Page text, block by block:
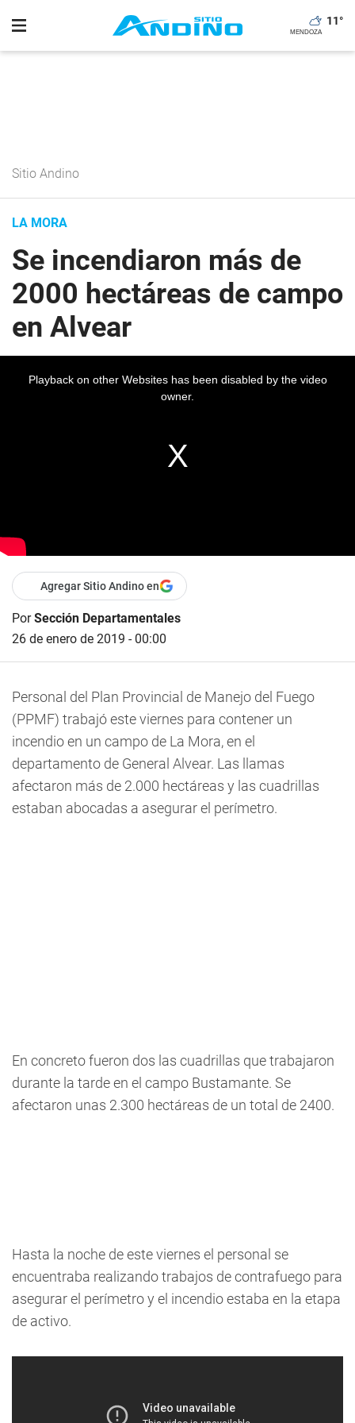
11°
Sitio Andino
LA MORA
Se incendiaron más de
2000 hectáreas de campo
en Alvear
Playback on other Websites has been disabled by the video
owner.
Agregar Sitio Andino en
PorSección Departamentales
26 de enero de 2019 - 00:00
Personal del Plan Provincial de Manejo del Fuego
(PPMF) trabajó este viernes para contener un
incendio en un campo de La Mora, en el
departamento de General Alvear. Las llamas
afectaron más de 2.000 hectáreas y las cuadrillas
estaban abocadas a asegurar el perímetro.
En concreto fueron dos las cuadrillas que trabajaron
durante la tarde en el campo Bustamante. Se
afectaron unas 2.300 hectáreas de un total de 2400.
Hasta la noche de este viernes el personal se
encuentraba realizando trabajos de contrafuego para
asegurar el perímetro y el incendio estaba en la etapa
de activo.